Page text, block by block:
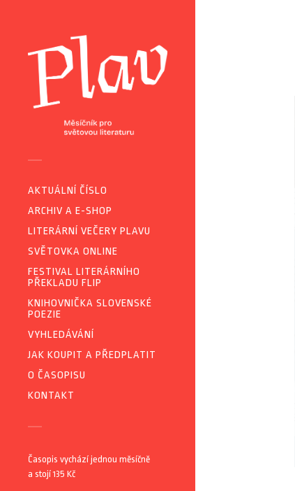
AKTUÁLNÍ ČÍSLO
ARCHIV A E-SHOP
LITERÁRNÍ VEČERY PLAVU
SVĚTOVKA ONLINE
FESTIVAL LITERÁRNÍHO
PŘEKLADU FLIP
KNIHOVNIČKA SLOVENSKÉ
POEZIE
VYHLEDÁVÁNÍ
JAK KOUPIT A PŘEDPLATIT
O ČASOPISU
KONTAKT
Časopis vychází jednou měsíčně
a stojí 135 Kč